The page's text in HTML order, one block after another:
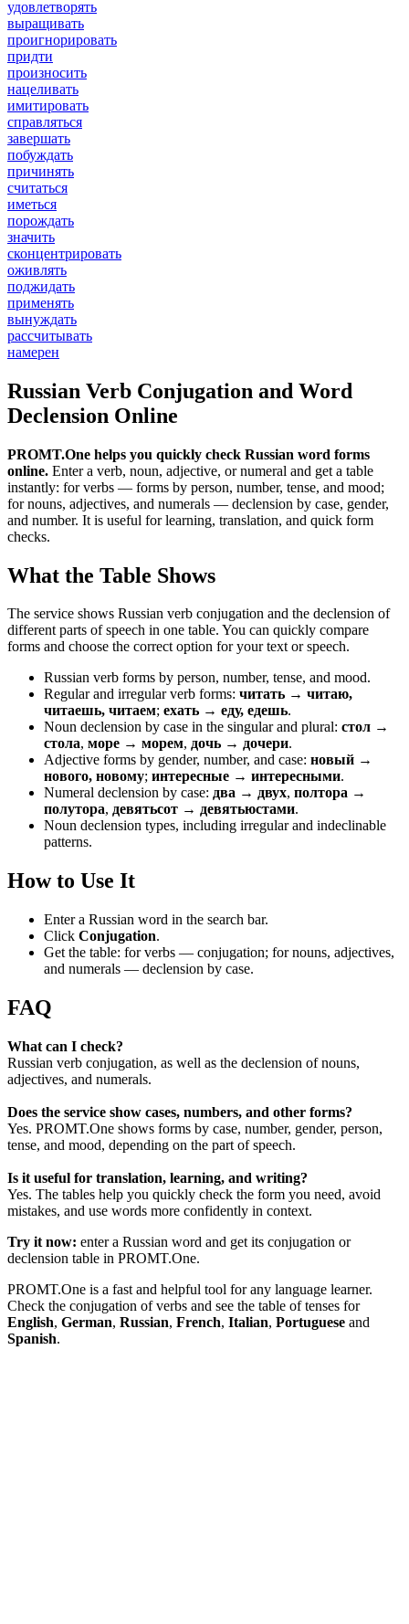
удовлетворять
выращивать
проигнорировать
придти
произносить
нацеливать
имитировать
справляться
завершать
побуждать
причинять
считаться
иметься
порождать
значить
сконцентрировать
оживлять
поджидать
применять
вынуждать
рассчитывать
намерен
Russian Verb Conjugation and Word
Declension Online
PROMT.One helps you quickly check Russian word forms
online. Enter a verb, noun, adjective, or numeral and get a table
instantly: for verbs — forms by person, number, tense, and mood;
for nouns, adjectives, and numerals — declension by case, gender,
and number. It is useful for learning, translation, and quick form
checks.
What the Table Shows
The service shows Russian verb conjugation and the declension of
different parts of speech in one table. You can quickly compare
forms and choose the correct option for your text or speech.
Russian verb forms by person, number, tense, and mood.
Regular and irregular verb forms: читать → читаю,
читаешь, читаем; ехать → еду, едешь.
Noun declension by case in the singular and plural: стол →
стола, море → морем, дочь → дочери.
Adjective forms by gender, number, and case: новый →
нового, новому; интересные → интересными.
Numeral declension by case: два → двух, полтора →
полутора, девятьсот → девятьюстами.
Noun declension types, including irregular and indeclinable
patterns.
How to Use It
Enter a Russian word in the search bar.
Click Conjugation.
Get the table: for verbs — conjugation; for nouns, adjectives,
and numerals — declension by case.
FAQ
What can I check?
Russian verb conjugation, as well as the declension of nouns,
adjectives, and numerals.
Does the service show cases, numbers, and other forms?
Yes. PROMT.One shows forms by case, number, gender, person,
tense, and mood, depending on the part of speech.
Is it useful for translation, learning, and writing?
Yes. The tables help you quickly check the form you need, avoid
mistakes, and use words more confidently in context.
Try it now: enter a Russian word and get its conjugation or
declension table in PROMT.One.
PROMT.One is a fast and helpful tool for any language learner.
Check the conjugation of verbs and see the table of tenses for
English, German, Russian, French, Italian, Portuguese and
Spanish.